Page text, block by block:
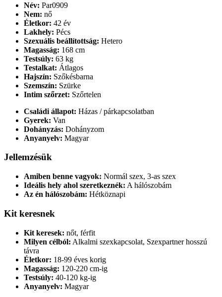
Név: Par0909
Nem: nő
Életkor: 42 év
Lakhely: Pécs
Szexuális beállítottság: Hetero
Magasság: 168 cm
Testsúly: 63 kg
Testalkat: Átlagos
Hajszín: Szőkésbarna
Szemszín: Szürke
Intim szőrzet: Szőrtelen
Családi állapot: Házas / párkapcsolatban
Gyerek: Van
Dohányzás: Dohányzom
Anyanyelv: Magyar
Jellemzésük
Amiben benne vagyok: Normál szex, 3-as szex
Ideális hely ahol szeretkeznék: A hálószobám
Az én hálószobám: Hétköznapi
Kit keresnek
Kit keresek: nőt, férfit
Milyen célból: Alkalmi szexkapcsolat, Szexpartner hosszú
távra
Életkor: 18-99 éves korig
Magasság: 120-220 cm-ig
Testsúly: 40-120 kg-ig
Anyanyelv: Magyar